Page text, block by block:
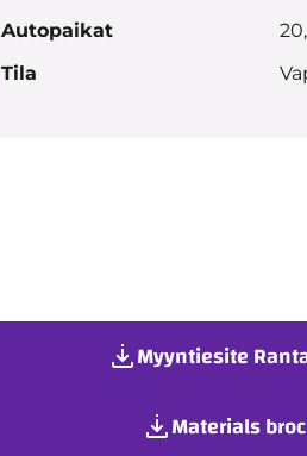
Autopaikat
Tila
Myyntiesite
Materials